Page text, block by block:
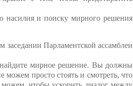
насилия и поиску мирного решения
заседании Парламентской ассамблеи
мирное решение. Вы должны
просто стоять и смотреть, что